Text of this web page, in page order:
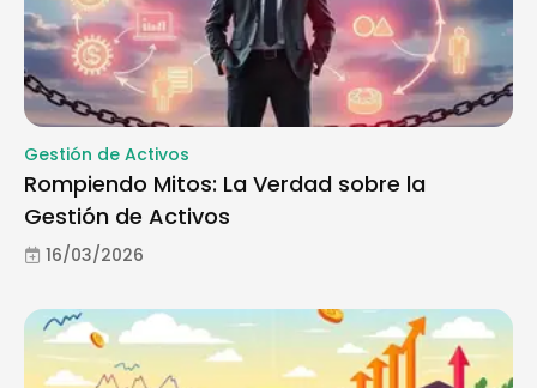
Gestión de Activos
Rompiendo Mitos: La Verdad sobre la
Gestión de Activos
16/03/2026